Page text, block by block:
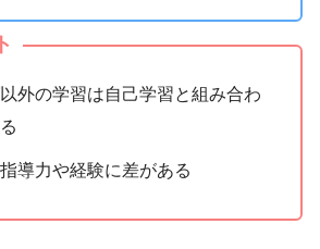
外の学習は自己学習と組み合わ
導力や経験に差がある